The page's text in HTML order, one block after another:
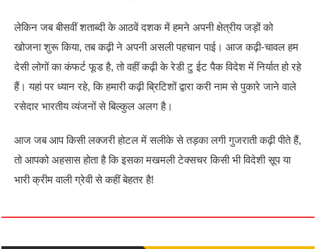
लेकिन जब बीसवीं शताब्दी के आठवें दशक में हमने अपनी क्षेत्रीय जड़ों को
खोजना शुरू किया, तब कढ़ी ने अपनी असली पहचान पाई। आज कढ़ी-चावल हम
देसी लोगों का कंफर्ट फूड है, तो वहीं कढ़ी के रेडी टु ईट पैक विदेश में निर्यात हो रहे
हैं। यहां पर ध्यान रहे, कि हमारी कढ़ी ब्रिटिशों द्वारा करी नाम से पुकारे जाने वाले
रसेदार भारतीय व्यंजनों से बिल्कुल अलग है।
आज जब आप किसी लक्जरी होटल में सलीके से तड़का लगी गुजराती कढ़ी पीते हैं,
तो आपको अहसास होता है कि इसका मखमली टेक्सचर किसी भी विदेशी सूप या
भारी क्रीम वाली ग्रेवी से कहीं बेहतर है!